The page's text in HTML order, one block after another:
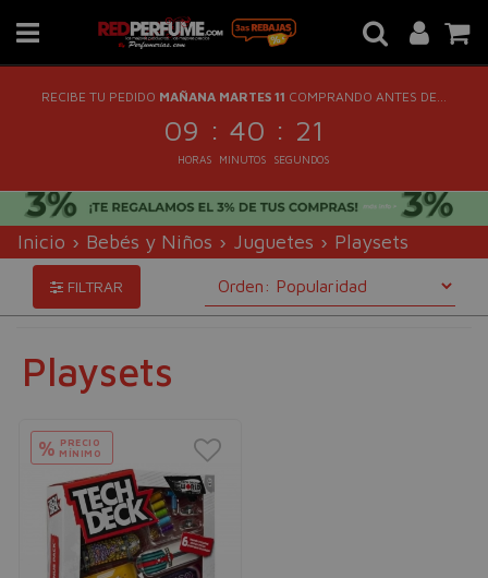
RECIBE TU PEDIDO MAÑANA MARTES 11 COMPRANDO ANTES DE...
09 : 40 : 21
HORAS MINUTOS SEGUNDOS
Inicio › Bebés y Niños › Juguetes › Playsets
FILTRAR
Playsets
% PRECIO
MÍNIMO